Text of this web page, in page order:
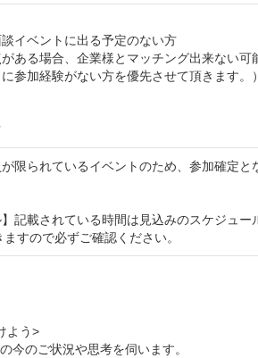
イベントに出る予定のない方
ある場合、企業様とマッチング出来ない可
参加経験がない方を優先させて頂きます。）
が限られているイベントのため、参加確定
】記載されている時間は見込みのスケジュ
すので必ずご確認ください。
よう>
今のご状況や思考を伺います。